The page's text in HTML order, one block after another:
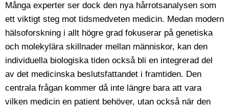
Många experter ser dock den nya hårrotsanalysen som
ett viktigt steg mot tidsmedveten medicin. Medan modern
hälsoforskning i allt högre grad fokuserar på genetiska
och molekylära skillnader mellan människor, kan den
individuella biologiska tiden också bli en integrerad del
av det medicinska beslutsfattandet i framtiden. Den
centrala frågan kommer då inte längre bara att vara
vilken medicin en patient behöver, utan också när den